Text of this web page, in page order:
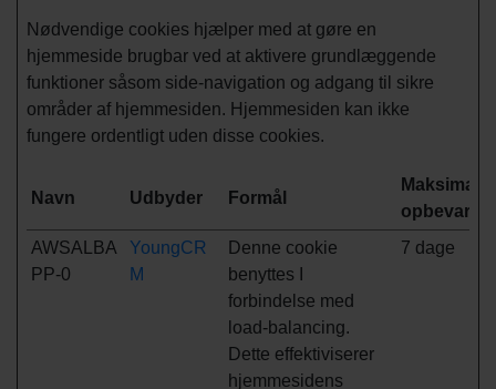
Nødvendige cookies hjælper med at gøre en
hjemmeside brugbar ved at aktivere grundlæggende
funktioner såsom side-navigation og adgang til sikre
områder af hjemmesiden. Hjemmesiden kan ikke
fungere ordentligt uden disse cookies.
Navn Udbyder Formål
Maksimal
AWSALBA
PP-0
YoungCR
M
Denne cookie
benyttes I
forbindelse med
load-balancing.
Dette effektiviserer
hjemmesidens
7 dage